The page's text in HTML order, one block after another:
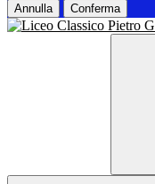
Annulla Conferma